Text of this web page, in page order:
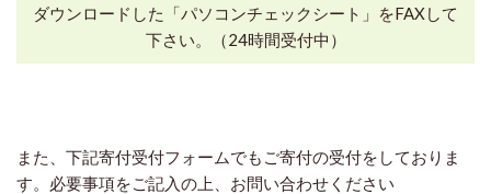
ダウンロードした「パソコンチェックシート」をFAXして
下さい。（24時間受付中）
また、下記寄付受付フォームでもご寄付の受付をしておりま
す。必要事項をご記入の上、お問い合わせください